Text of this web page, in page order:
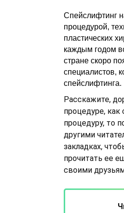
Спейслифтинг
процедурой,
пластических
каждым годом
стране скоро
специалистов,
спейслифтинга.
Расскажите,
процедуре,
процедуру, то
другими
закладках,
прочитать ее
своими